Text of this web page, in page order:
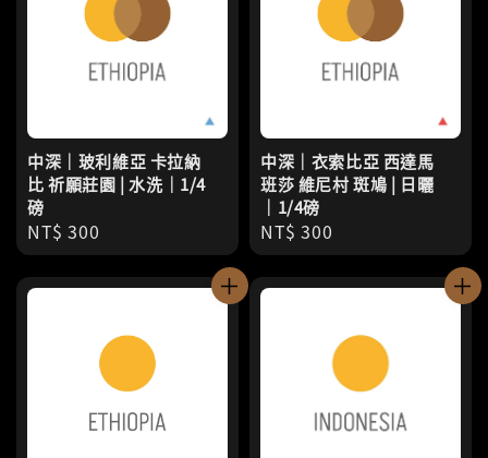
中深｜玻利維亞 卡拉納
比 祈願莊園 | 水洗｜1/4
磅
Regular
price
NT$ 300
中深｜衣索比亞 西達馬
班莎 維尼村 斑鳩 | 日曬
｜1/4磅
Regular
price
NT$ 300